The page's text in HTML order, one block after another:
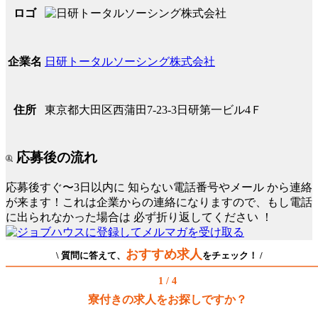
ロゴ
企業名 日研トータルソーシング株式会社
住所 東京都大田区西蒲田7-23-3日研第一ビル4Ｆ
応募後の流れ
応募後すぐ〜3日以内に 知らない電話番号やメール から連絡
が来ます！これは企業からの連絡になりますので、もし電話
に出られなかった場合は 必ず折り返してください ！
\ 質問に答えて、 おすすめ求人をチェック！ /
1 / 4
寮付きの求人をお探しですか？